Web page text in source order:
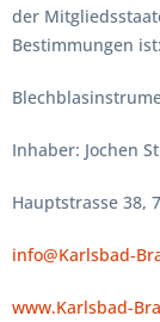
der
Bestimmungen ist:
Inhaber: Jochen
Hauptstrasse 38,
info@Karlsbad-
www.Karlsbad-